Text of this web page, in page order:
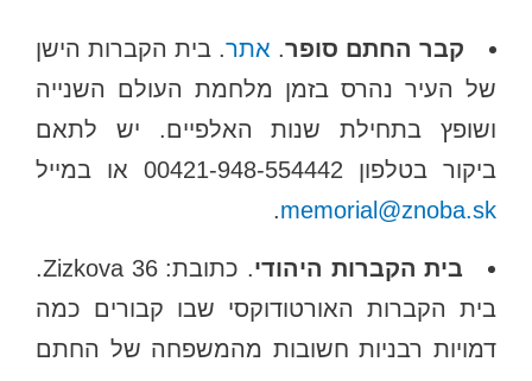
קבר החתם סופר. אתר. בית הקברות הישן
של העיר נהרס בזמן מלחמת העולם השנייה
ושופץ בתחילת שנות האלפיים. יש לתאם
ביקור בטלפון 00421-948-554442 או במייל
memorial@znoba.sk
.
בית הקברות היהודי
. כתובת: Zizkova 36.
בית הקברות האורטודוקסי שבו קבורים כמה
דמויות רבניות חשובות מהמשפחה של החתם